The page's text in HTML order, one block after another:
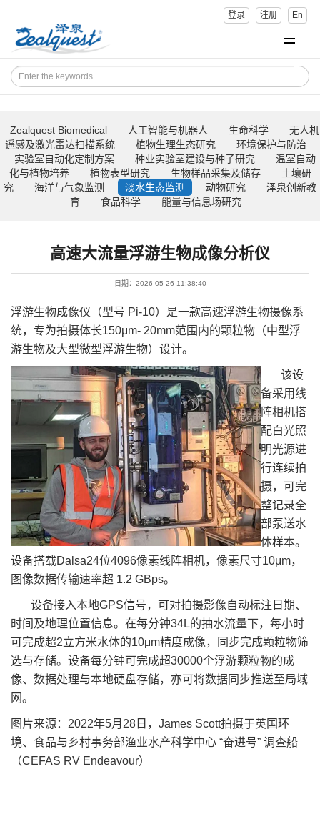
登录 注册 En
Zealquest Biomedical 人工智能与机器人 生命科学
无人机
遥感及激光雷达扫描系统
植物生理生态研究
环境保护与防治
实验室自动化定制方案
种业实验室建设与种子研究
温室自动
化与植物培养
植物表型研究 生物样品采集及储存
土壤研
究
海洋与气象监测 淡水生态监测 动物研究
泽泉创新教
育
食品科学 能量与信息场研究
高速大流量浮游生物成像分析仪
日期：2026-05-26 11:38:40
浮游生物成像仪（型号 Pi-10）是一款高速浮游生物摄像系
统，专为拍摄体长150μm- 20mm范围内的颗粒物（中型浮
游生物及大型微型浮游生物）设计。
该设
备采用线
阵相机搭
配白光照
明光源进
行连续拍
摄，可完
整记录全
部泵送水
体样本。
设备搭载Dalsa24位4096像素线阵相机，像素尺寸10μm，
图像数据传输速率超 1.2 GBps。
设备接入本地GPS信号，可对拍摄影像自动标注日期、
时间 及地理位置信息。在每分钟34L的抽水流量下，每小时
可完成超2立方米水体的10μm精度成像，同步完成颗粒物筛
选与存储。设备每分钟可完成超30000个浮游颗粒物的成
像、数据处理与本地硬盘存储，亦可将数据同步推送至局域
网。
图片来源：2022年5月28日，James Scott拍摄于英国环
境、食品与乡村事务部渔业水产科学中心 “奋进号” 调查船
（CEFAS RV Endeavour）